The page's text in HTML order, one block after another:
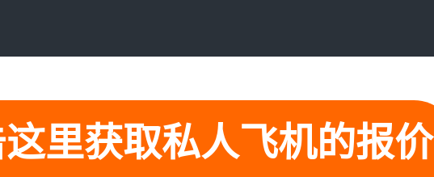
里获取私人飞机的报价